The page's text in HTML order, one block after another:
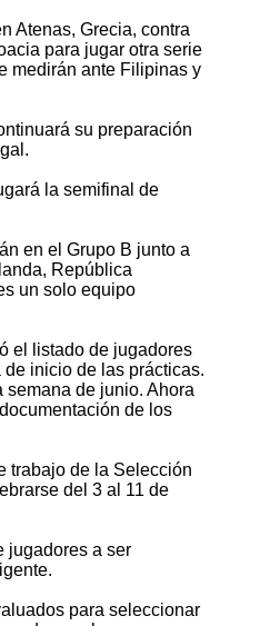
Atenas, Grecia, contra
para jugar otra serie
medirán ante Filipinas y
su preparación
la semifinal de
en el Grupo B junto a
República
un solo equipo
el listado de jugadores
inicio de las prácticas.
semana de junio. Ahora
de los
trabajo de la Selección
del 3 al 11 de
jugadores a ser
para seleccionar